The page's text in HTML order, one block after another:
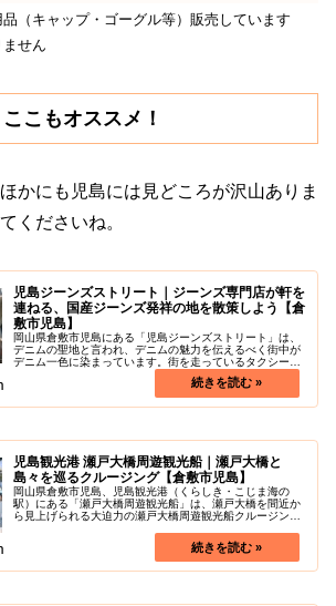
（キャップ・ゴーグル等）販売しています
せん
こもオススメ！
かにも児島には見どころが沢山ありま
くださいね。
児島ジーンズストリート｜ジーンズ専門店が軒を
連ねる、国産ジーンズ発祥の地を散策しよう【倉
敷市児島】
岡山県倉敷市児島にある「児島ジーンズストリート」は、
デニムの聖地と言われ、デニムの魅力を伝えるべく街中が
デニム一色に染まっています。街を走っているタクシーが
デニムでラッピングされていたり児島ジーンズバスや、駅
の改札口や自動販売機までもがデニ...
児島観光港 瀬戸大橋周遊観光船｜瀬戸大橋と
島々を巡るクルージング【倉敷市児島】
岡山県倉敷市児島、児島観光港（くらしき・こじま海の
駅）にある「瀬戸大橋周遊観光船」は、瀬戸大橋を間近か
ら見上げられる大迫力の瀬戸大橋周遊観光船クルージング
橋で、唯一JRの線路も走っている最...